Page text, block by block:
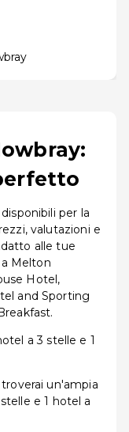
per la
valutazioni e
alle tue
Melton
Hotel,
and Sporting
a 3 stelle e 1
un'ampia
e 1 hotel a